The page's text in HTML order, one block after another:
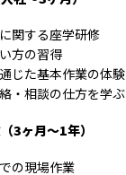
関する座学研修
方の習得
じた基本作業の体験
・相談の仕方を学ぶ
3ヶ月～1年）
の現場作業